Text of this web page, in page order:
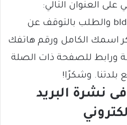
على العنوان التالي:
bldtna3@gmail.com والطلب بالتوقف عن
اسمك الكامل ورقم هاتفك
ورابط للصفحة ذات الصلة
بلدتنا. وشكرًا!
نشرة البريد